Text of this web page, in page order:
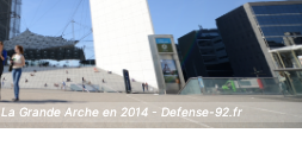
La Grande Arche en 2014 - Defense-92.fr
La Grande Arche en 2014 - Defense-92.fr